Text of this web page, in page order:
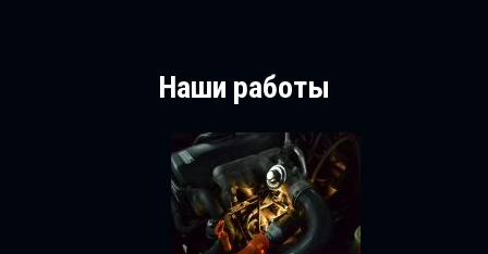
Наши работы